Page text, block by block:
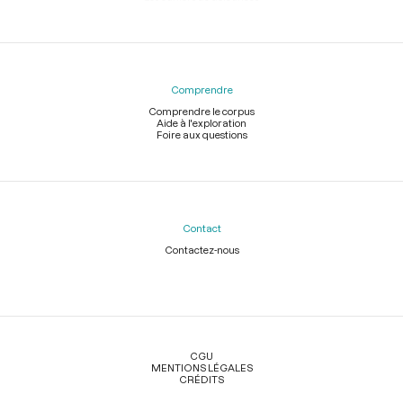
Comprendre
Comprendre le corpus
Aide à l'exploration
Foire aux questions
Contact
Contactez-nous
Légal
CGU
MENTIONS LÉGALES
CRÉDITS